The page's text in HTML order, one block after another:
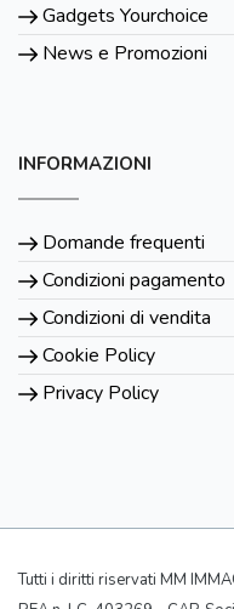
Gadgets Yourchoice
News e Promozioni
INFORMAZIONI
Domande frequenti
Condizioni pagamento
Condizioni di vendita
Cookie Policy
Privacy Policy
Tutti i diritti riservati MM